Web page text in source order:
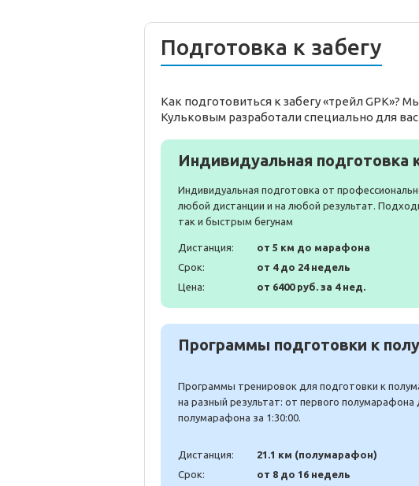
Подготовка к забегу
Как подготовиться к забегу «трейл
Кульковым разработали специально для
Индивидуальная подготовка
Индивидуальная подготовка от
любой дистанции и на любой результат.
так и быстрым бегунам
Дистанция:
от 5 км до марафона
Срок:
от 4 до 24 недель
Цена:
от 6400 руб. за 4 нед.
Программы подготовки к
Программы тренировок для подготовки к
на разный результат: от первого полумарафона
полумарафона за 1:30:00.
Дистанция:
21.1 км (полумарафон)
Срок:
от 8 до 16 недель